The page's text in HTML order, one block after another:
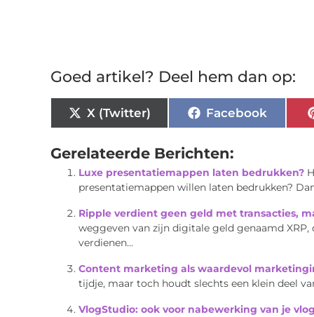
Goed artikel? Deel hem dan op:
X (Twitter) Facebook
Gerelateerde Berichten:
Luxe presentatiemappen laten bedrukken?
presentatiemappen willen laten bedrukken?
Ripple verdient geen geld met transacties,
weggeven van zijn digitale geld genaamd
verdienen...
Content marketing als waardevol
tijdje, maar toch houdt slechts een klein deel
VlogStudio: ook voor nabewerking van je